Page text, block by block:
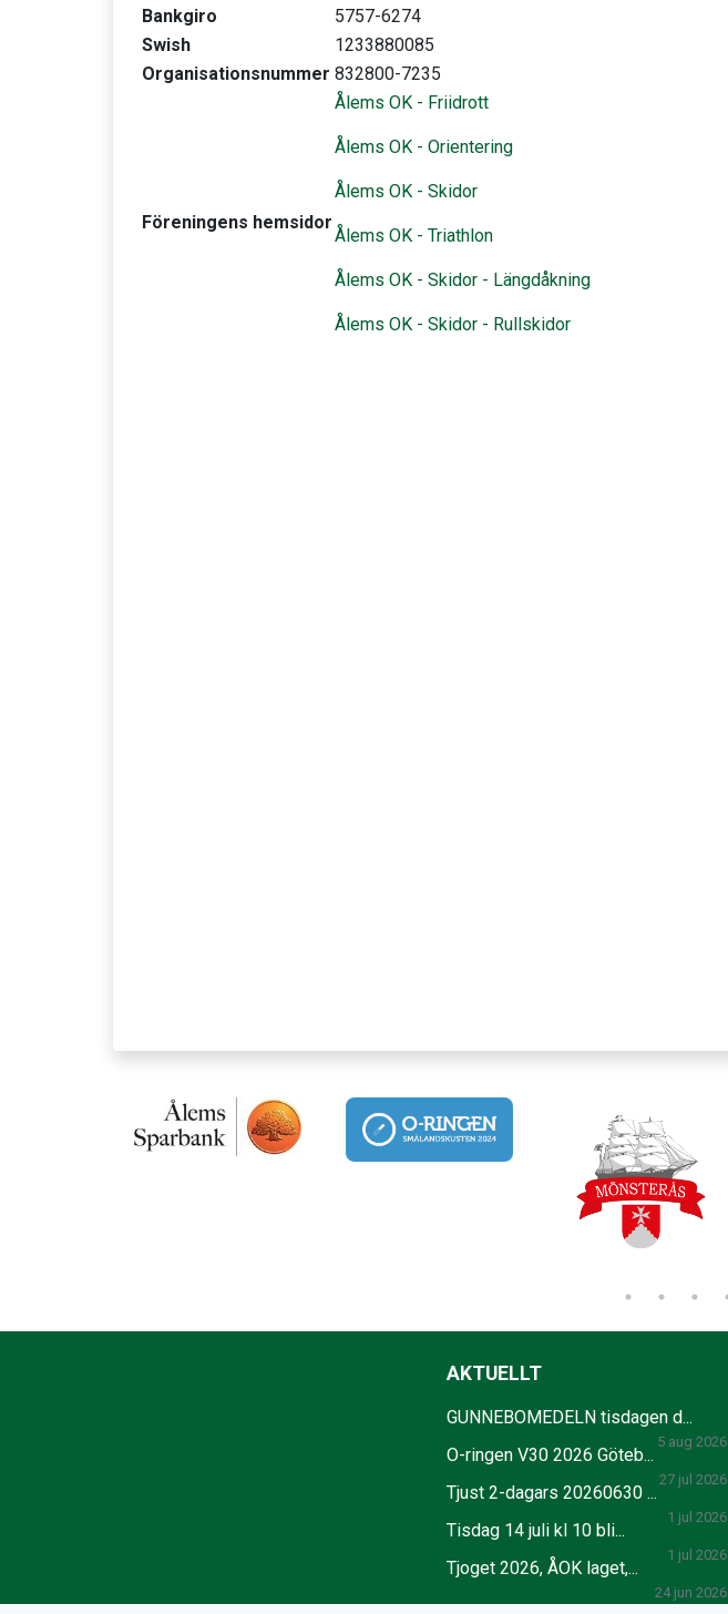
Bankgiro
5757-6274
Swish
1233880085
Organisationsnummer 832800-7235
Föreningens hemsidor
Ålems OK - Friidrott
Ålems OK - Orientering
Ålems OK - Skidor
Ålems OK - Triathlon
Ålems OK - Skidor - Längdåkning
Ålems OK - Skidor - Rullskidor
AKTUELLT
GUNNEBOMEDELN tisdagen d...
5 aug 2026
O-ringen V30 2026 Göteb...
27 jul 2026
Tjust 2-dagars 20260630 ...
1 jul 2026
Tisdag 14 juli kl 10 bli...
1 jul 2026
Tjoget 2026, ÅOK laget,...
24 jun 2026